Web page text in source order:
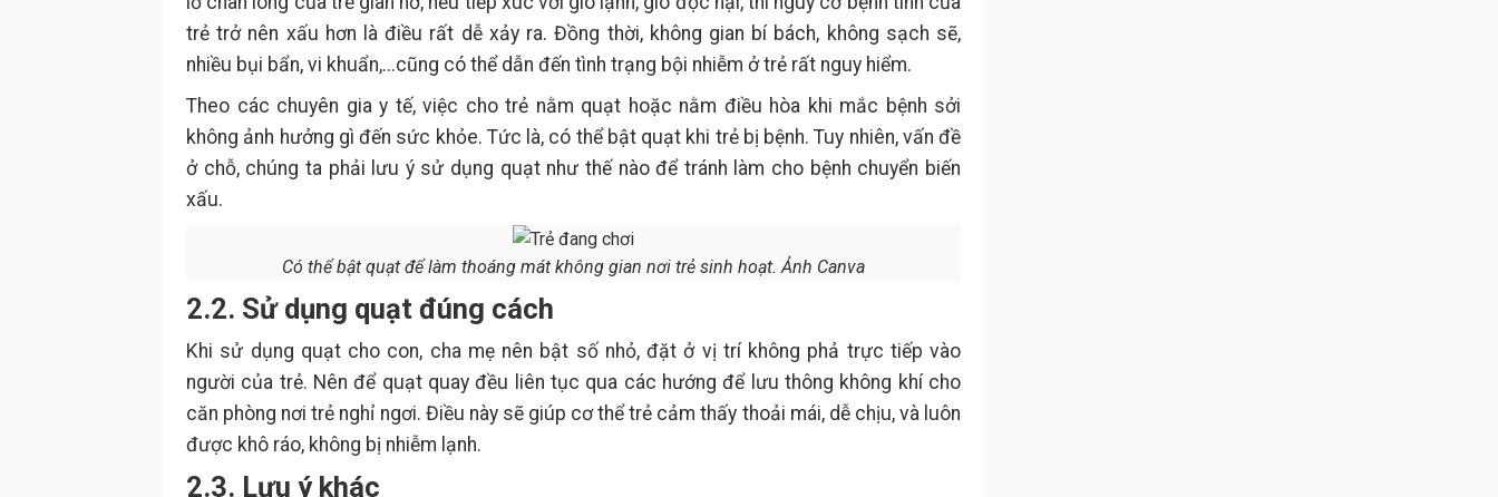
trẻ trở nên xấu hơn là điều rất dễ xảy ra. Đồng thời, không gian bí bách, không sạch sẽ,
nhiều bụi bẩn, vi khuẩn,...cũng có thể dẫn đến tình trạng bội nhiễm ở trẻ rất nguy hiểm.
Theo các chuyên gia y tế, việc cho trẻ nằm quạt hoặc nằm điều hòa khi mắc bệnh sởi
không ảnh hưởng gì đến sức khỏe. Tức là, có thể bật quạt khi trẻ bị bệnh. Tuy nhiên, vấn đề
ở chỗ, chúng ta phải lưu ý sử dụng quạt như thế nào để tránh làm cho bệnh chuyển biến
xấu.
Có thể bật quạt để làm thoáng mát không gian nơi trẻ sinh hoạt. Ảnh Canva
2.2. Sử dụng quạt đúng cách
Khi sử dụng quạt cho con, cha mẹ nên bật số nhỏ, đặt ở vị trí không phả trực tiếp vào
người của trẻ. Nên để quạt quay đều liên tục qua các hướng để lưu thông không khí cho
căn phòng nơi trẻ nghỉ ngơi. Điều này sẽ giúp cơ thể trẻ cảm thấy thoải mái, dễ chịu, và luôn
được khô ráo, không bị nhiễm lạnh.
2.3. Lưu ý khác